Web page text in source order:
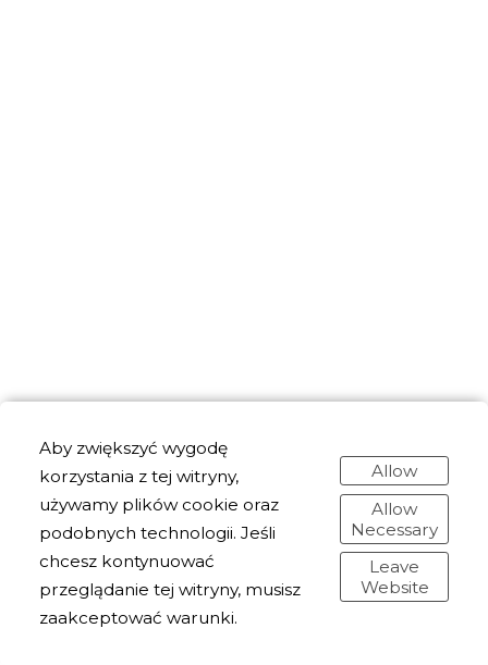
Aby zwiększyć wygodę
korzystania z tej witryny,
używamy plików cookie oraz
podobnych technologii. Jeśli
chcesz kontynuować
przeglądanie tej witryny, musisz
zaakceptować warunki.
Allow
Allow
Necessary
Leave
Website